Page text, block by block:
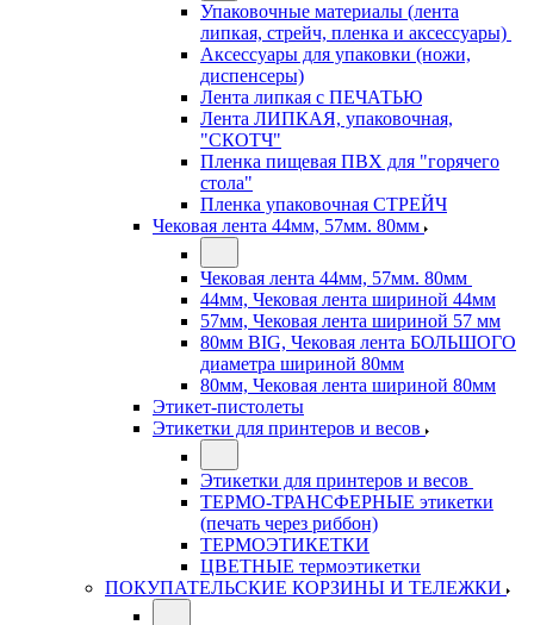
Упаковочные материалы (лента
липкая, стрейч, пленка и аксессуары)
Аксессуары для упаковки (ножи,
диспенсеры)
Лента липкая с ПЕЧАТЬЮ
Лента ЛИПКАЯ, упаковочная,
"СКОТЧ"
Пленка пищевая ПВХ для "горячего
стола"
Пленка упаковочная СТРЕЙЧ
Чековая лента 44мм, 57мм. 80мм
Чековая лента 44мм, 57мм. 80мм
44мм, Чековая лента шириной 44мм
57мм, Чековая лента шириной 57 мм
80мм BIG, Чековая лента БОЛЬШОГО
диаметра шириной 80мм
80мм, Чековая лента шириной 80мм
Этикет-пистолеты
Этикетки для принтеров и весов
Этикетки для принтеров и весов
ТЕРМО-ТРАНСФЕРНЫЕ этикетки
(печать через риббон)
ТЕРМОЭТИКЕТКИ
ЦВЕТНЫЕ термоэтикетки
ПОКУПАТЕЛЬСКИЕ КОРЗИНЫ И ТЕЛЕЖКИ